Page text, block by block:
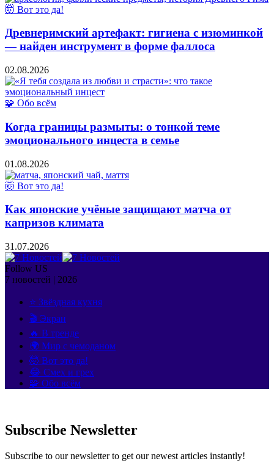
🤯 Вот это да!
Древнеримский артефакт: гигиена с изюминкой
— найден инструмент в форме фаллоса
02.08.2026
🧩 Обо всём
Когда границы размыты: о тонкой теме
эмоционального инцеста в семье
01.08.2026
🤯 Вот это да!
Как японские учёные защищают матча от
капризов климата
31.07.2026
Follow US
7 новостей | 2026
⭐ Звёздная кухня
🎬 Экран
🔥 В тренде
🌍 Мир с чемоданом
🤯 Вот это да!
😂 Смех и грех
🧩 Обо всём
Subscribe Newsletter
Subscribe to our newsletter to get our newest articles instantly!